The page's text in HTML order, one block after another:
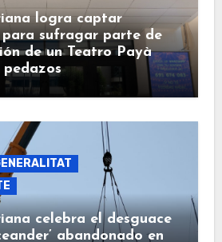
logra captar
para sufragar parte de
de un Teatro Payà
pedazos
celebra el desguace
abandonado en